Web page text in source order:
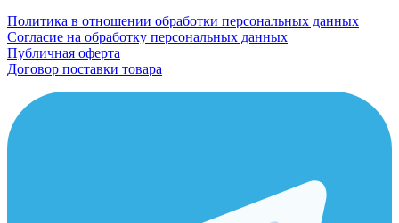
Политика в отношении обработки персональных данных
Согласие на обработку персональных данных
Публичная оферта
Договор поставки товара